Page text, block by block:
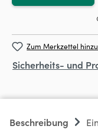
Zum Merkzettel
Sicherheits- und
Beschreibung